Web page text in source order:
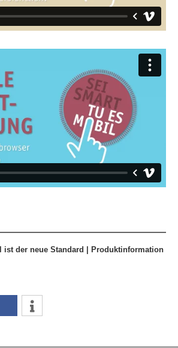
ist der neue Standard | Produktinformation